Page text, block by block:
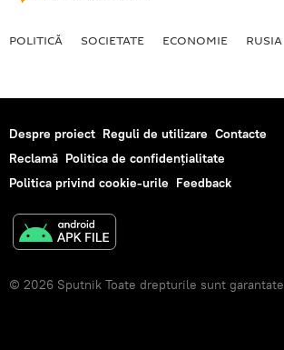
POLITICĂ SOCIETATE ECONOMIE RUSIA
Despre proiect Reguli de utilizare Contacte
Reclamă Politica de confidențialitate
Politica privind cookie-urile Feedback
© 2026 Sputnik Toate drepturile sunt